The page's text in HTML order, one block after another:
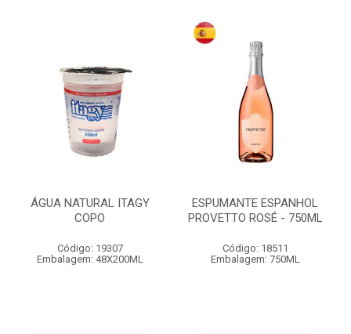
ÁGUA NATURAL ITAGY
COPO
Código: 19307
Embalagem: 48X200ML
ESPUMANTE ESPANHOL
PROVETTO ROSÉ - 750ML
Código: 18511
Embalagem: 750ML